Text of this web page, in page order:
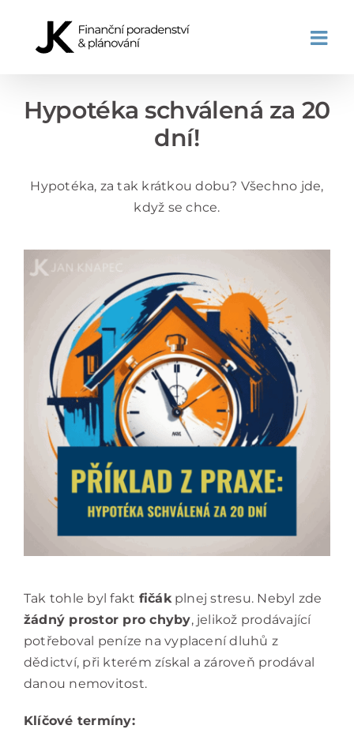
obsah
Hypotéka schválená za 20
dní!
Hypotéka, za tak krátkou dobu? Všechno jde,
když se chce.
Tak tohle byl fakt fičákplnej stresu. Nebyl zde
žádný prostor pro chyby, jelikož prodávající
potřeboval peníze na vyplacení dluhů z
dědictví, při kterém získal a zároveň prodával
danou nemovitost.
Klíčové termíny: